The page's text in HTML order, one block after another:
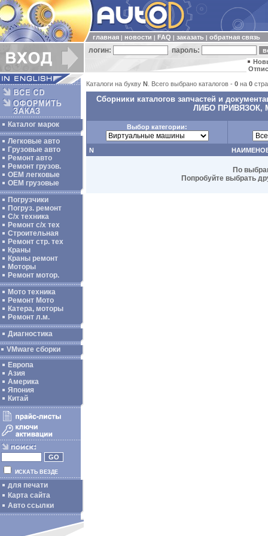
главная новости FAQ заказать обратная связь
логин: пароль:
Каталог марок
Легковые авто
Грузовые авто
Ремонт авто
Ремонт грузов.
ОЕМ легковые
OEM грузовые
Погрузчики
Погруз. ремонт
С/х техника
Ремонт с/х тех
Строительная
Ремонт стр. тех
Краны
Краны ремонт
Моторы
Ремонт мотор.
Мото техника
Ремонт Мото
Катера, моторы
Ремонт л.м.
Диагностика
VMware сборки
Европа
Азия
Америка
Япония
Китай
ИСКАТЬ ВЕЗДЕ
для печати
Карта сайта
Авто ссылки
Каталоги на букву N . Всего выбрано каталогов - 0 на 0
Сборники каталогов запчастей и
ЛИБО ПРИВЯЗОК,
Выбор категории:
N
По
Попробуйте выбрать